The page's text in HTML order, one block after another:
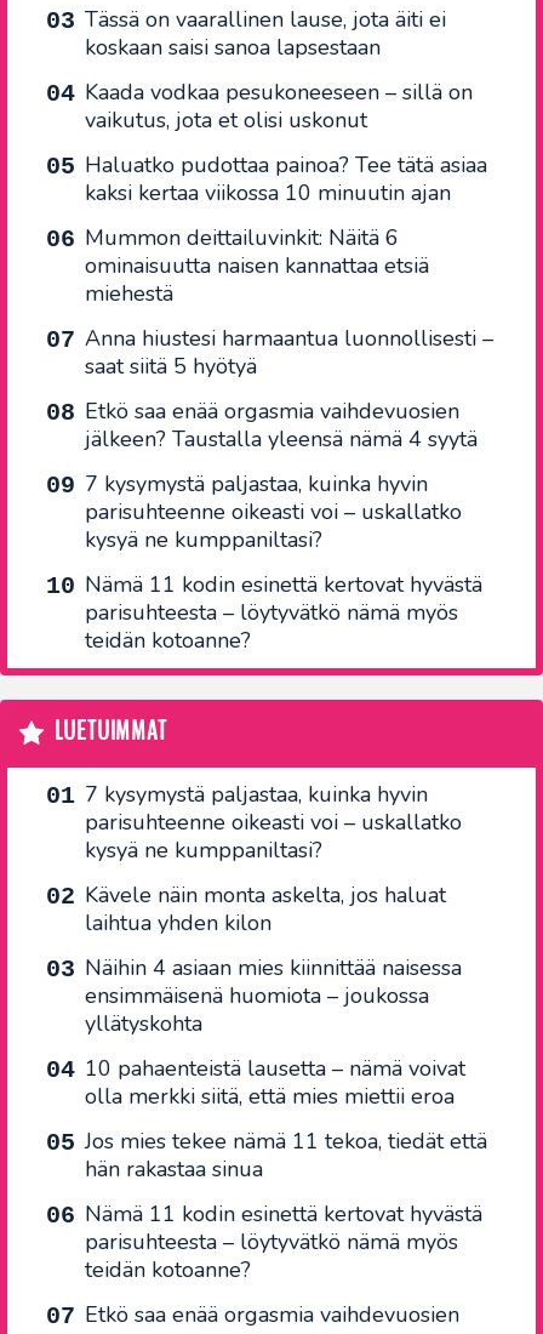
Tässä on vaarallinen lause, jota äiti ei
koskaan saisi sanoa lapsestaan
Kaada vodkaa pesukoneeseen – sillä on
vaikutus, jota et olisi uskonut
Haluatko pudottaa painoa? Tee tätä asiaa
kaksi kertaa viikossa 10 minuutin ajan
Mummon deittailuvinkit: Näitä 6
ominaisuutta naisen kannattaa etsiä
miehestä
Anna hiustesi harmaantua luonnollisesti –
saat siitä 5 hyötyä
Etkö saa enää orgasmia vaihdevuosien
jälkeen? Taustalla yleensä nämä 4 syytä
7 kysymystä paljastaa, kuinka hyvin
parisuhteenne oikeasti voi – uskallatko
kysyä ne kumppaniltasi?
Nämä 11 kodin esinettä kertovat hyvästä
parisuhteesta – löytyvätkö nämä myös
teidän kotoanne?
LUETUIMMAT
7 kysymystä paljastaa, kuinka hyvin
parisuhteenne oikeasti voi – uskallatko
kysyä ne kumppaniltasi?
Kävele näin monta askelta, jos haluat
laihtua yhden kilon
Näihin 4 asiaan mies kiinnittää naisessa
ensimmäisenä huomiota – joukossa
yllätyskohta
10 pahaenteistä lausetta – nämä voivat
olla merkki siitä, että mies miettii eroa
Jos mies tekee nämä 11 tekoa, tiedät että
hän rakastaa sinua
Nämä 11 kodin esinettä kertovat hyvästä
parisuhteesta – löytyvätkö nämä myös
teidän kotoanne?
Etkö saa enää orgasmia vaihdevuosien